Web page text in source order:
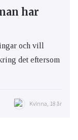
har
och vill
det eftersom
Kvinna, 18 år